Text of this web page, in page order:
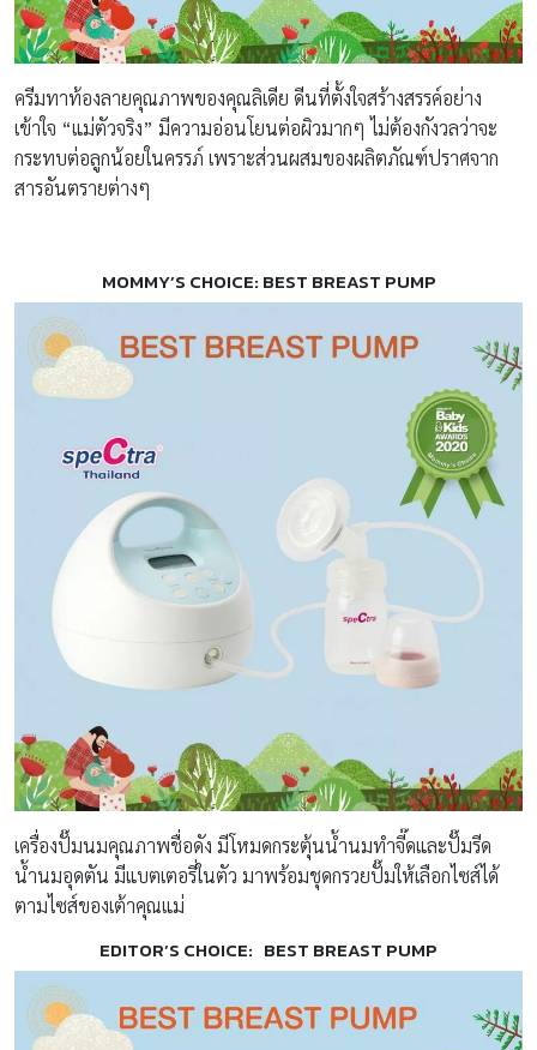
ครีมทาท้องลายคุณภาพของคุณลิเดีย ดีนที่ตั้งใจสร้างสรรค์อย่าง
เข้าใจ “แม่ตัวจริง” มีความอ่อนโยนต่อผิวมากๆ ไม่ต้องกังวลว่าจะ
กระทบต่อลูกน้อยในครรภ์ เพราะส่วนผสมของผลิตภัณฑ์ปราศจาก
สารอันตรายต่างๆ
MOMMY’S CHOICE: BEST BREAST PUMP
เครื่องปั๊มนมคุณภาพชื่อดัง มีโหมดกระตุ้นน้ำนมทำจี๊ดและปั๊มรีด
น้ำนมอุดตัน มีแบตเตอรี่ในตัว มาพร้อมชุดกรวยปั๊มให้เลือกไซส์ได้
ตามไซส์ของเต้าคุณแม่
EDITOR’S CHOICE: BEST BREAST PUMP